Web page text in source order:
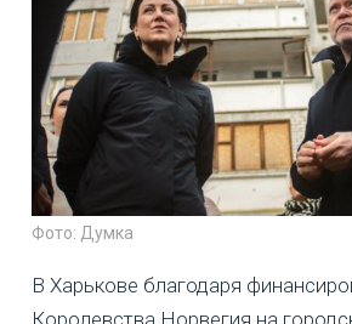
Фото: Думка
В Харькове благодаря